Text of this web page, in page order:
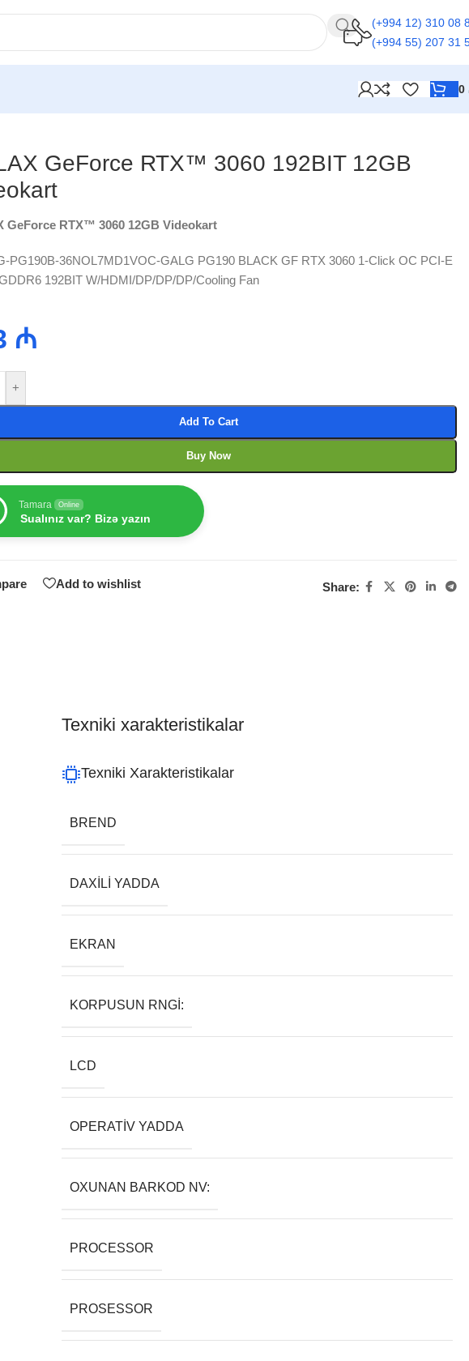
(+994 12) 310 08
(+994 55) 207 31
0
GeForce RTX™ 3060 192BIT 12GB
GeForce RTX™ 3060 12GB Videokart
PG190B-36NOL7MD1VOC-GALG PG190 BLACK GF RTX 3060 1-Click OC PCI-E
192BIT W/HDMI/DP/DP/DP/Cooling Fan
₼
+
Add To Cart
Buy Now
Tamara Online
Sualınız var? Bizə yazın
Add to wishlist Share:
Texniki xarakteristikalar
Texniki Xarakteristikalar
BREND
DAXILI YADDA
EKRAN
KORPUSUN RNGI:
LCD
OPERATIV YADDA
OXUNAN BARKOD NV:
PROCESSOR
PROSESSOR